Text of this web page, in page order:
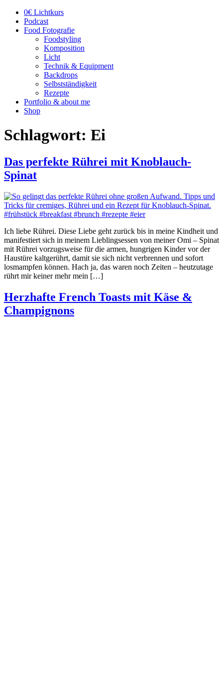
0€ Lichtkurs
Podcast
Food Fotografie
Foodstyling
Komposition
Licht
Technik & Equipment
Backdrops
Selbstständigkeit
Rezepte
Portfolio & about me
Shop
Schlagwort: Ei
Das perfekte Rührei mit Knoblauch-
Spinat
Ich liebe Rührei. Diese Liebe geht zurück bis in meine Kindheit und
manifestiert sich in meinem Lieblingsessen von meiner Omi – Spinat
mit Rührei vorzugsweise für die armen, hungrigen Kinder vor der
Haustüre kaltgerührt, damit sie sich nicht verbrennen und sofort
losmampfen können. Hach ja, das waren noch Zeiten – heutzutage
rührt mir keiner mehr mein […]
Herzhafte French Toasts mit Käse &
Champignons